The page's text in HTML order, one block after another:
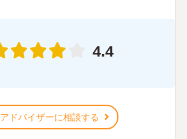
4.4
アドバイザーに相談する